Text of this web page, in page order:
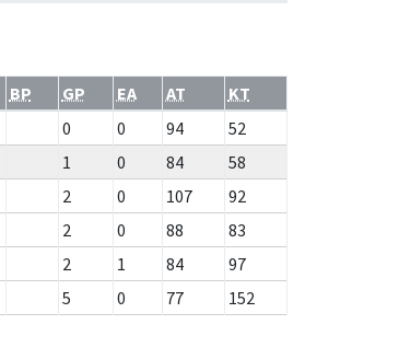
BP GP EA AT
KT
0 0 94
52
1 0 84
58
2 0 107
92
2 0 88
83
2 1 84
97
5 0 77 152